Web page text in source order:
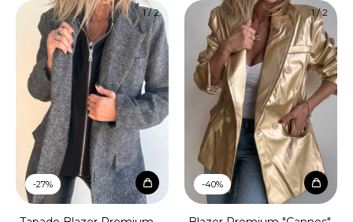
1/2
-27%
1/2
-40%